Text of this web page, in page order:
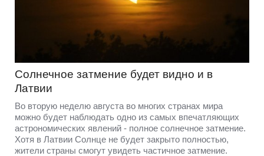
Солнечное затмение будет видно и в
Латвии
Во вторую неделю августа во многих странах мира
можно будет наблюдать одно из самых впечатляющих
астрономических явлений - полное солнечное затмение.
Хотя в Латвии Солнце не будет закрыто полностью,
жители страны смогут увидеть частичное затмение.